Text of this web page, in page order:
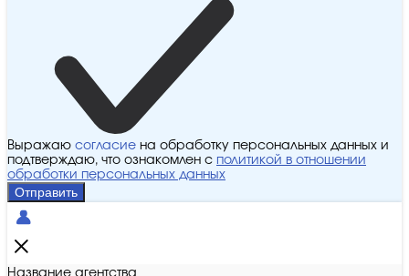
Выражаю согласие на обработку персональных данных и
подтверждаю, что ознакомлен с политикой в отношении
обработки персональных данных
Отправить